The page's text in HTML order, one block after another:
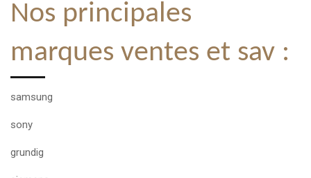
Nos principales
marques ventes et sav :
samsung
sony
grundig